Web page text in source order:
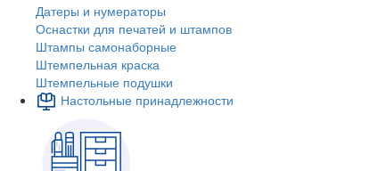
Датеры и нумераторы
Оснастки для печатей и штампов
Штампы самонаборные
Штемпельная краска
Штемпельные подушки
Настольные принадлежности